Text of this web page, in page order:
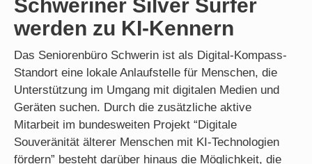
Schweriner Silver Surfer
werden zu KI-Kennern
Das Seniorenbüro Schwerin ist als Digital-Kompass-
Standort eine lokale Anlaufstelle für Menschen, die
Unterstützung im Umgang mit digitalen Medien und
Geräten suchen. Durch die zusätzliche aktive
Mitarbeit im bundesweiten Projekt “Digitale
Souveränität älterer Menschen mit KI-Technologien
fördern” besteht darüber hinaus die Möglichkeit, die